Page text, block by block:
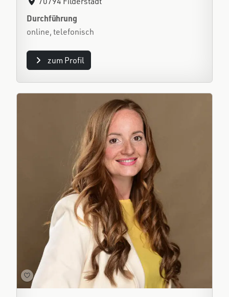
Durchführung
online, telefonisch
zum Profil